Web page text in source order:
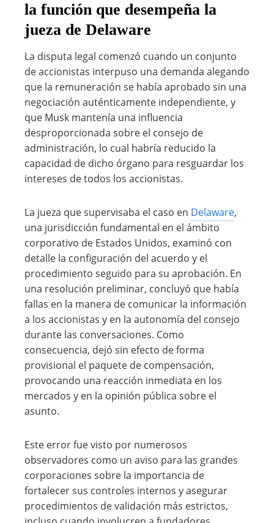
la función que desempeña la
jueza de Delaware
La disputa legal comenzó cuando un conjunto
de accionistas interpuso una demanda alegando
que la remuneración se había aprobado sin una
negociación auténticamente independiente, y
que Musk mantenía una influencia
desproporcionada sobre el consejo de
administración, lo cual habría reducido la
capacidad de dicho órgano para resguardar los
intereses de todos los accionistas.
La jueza que supervisaba el caso en Delaware,
una jurisdicción fundamental en el ámbito
corporativo de Estados Unidos, examinó con
detalle la configuración del acuerdo y el
procedimiento seguido para su aprobación. En
una resolución preliminar, concluyó que había
fallas en la manera de comunicar la información
a los accionistas y en la autonomía del consejo
durante las conversaciones. Como
consecuencia, dejó sin efecto de forma
provisional el paquete de compensación,
provocando una reacción inmediata en los
mercados y en la opinión pública sobre el
asunto.
Este error fue visto por numerosos
observadores como un aviso para las grandes
corporaciones sobre la importancia de
fortalecer sus controles internos y asegurar
procedimientos de validación más estrictos,